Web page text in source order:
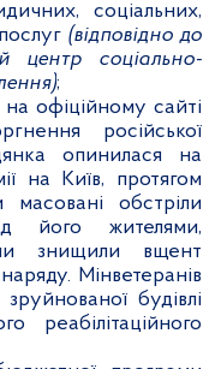
соціальних,
(відповідно до
центр соціально-
;
офіційному сайті
російської
опинилася на
на Київ, протягом
масовані обстріли
його жителями,
знищили вщент
Мінветеранів
будівлі
реабілітаційного